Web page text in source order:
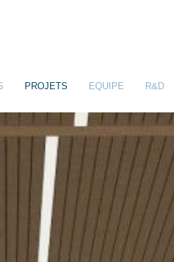
& LIVRABLES
PROJETS EQUIPE R&D